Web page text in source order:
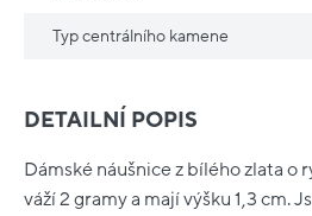
DETAILNÍ POPIS
Dámské náušnice z bílého zlata o
váží 2 gramy a mají výšku 1,3 cm.
Typ centrálního kamene